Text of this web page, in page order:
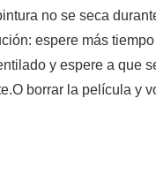
no se seca
espere más
y espere a que
borrar la película y